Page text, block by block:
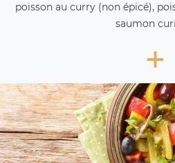
poisson au curry (non épicé),
saumon
+